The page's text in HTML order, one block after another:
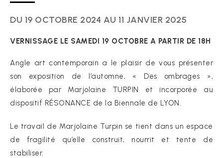
DU 19 OCTOBRE 2024 AU 11 JANVIER 2025
VERNISSAGE LE SAMEDI 19 OCTOBRE A PARTIR DE 18H
Angle art contemporain a le plaisir de vous présenter
son exposition de l’automne, « Des ombrages »,
élaborée par Marjolaine TURPIN et incorporée au
dispositif RÉSONANCE de la Biennale de LYON.
Le travail de Marjolaine Turpin se tient dans un espace
de fragilité qu’elle construit, nourrit et tente de
stabiliser.